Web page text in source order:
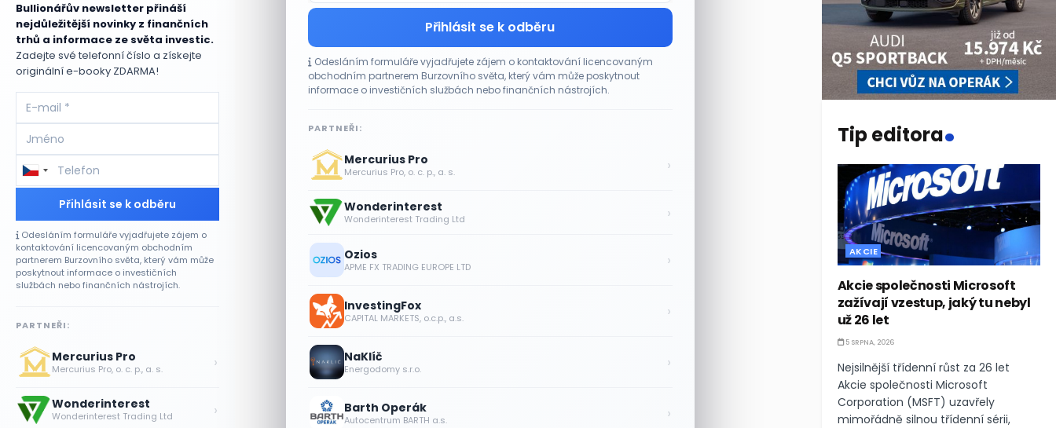
Přihlásit se k odběru
Odesláním formuláře vyjadřujete zájem o kontaktování licencovaným
obchodním partnerem Burzovního světa, který vám může poskytnout
informace o investičních službách nebo finančních nástrojích.
PARTNEŘI:
Mercurius Pro
Mercurius Pro, o. c. p., a. s. ›
Wonderinterest
Wonderinterest Trading Ltd ›
Ozios
APME FX TRADING EUROPE LTD ›
InvestingFox
CAPITAL MARKETS, o.c.p., a.s. ›
NaKlíč
Energodomy s.r.o. ›
Barth Operák
Autocentrum BARTH a.s. ›
Bullionářův newsletter přináší
nejdůležitější novinky z finančních
trhů a informace ze světa investic.
Zadejte své telefonní číslo a získejte
originální e-booky ZDARMA!
Přihlásit se k odběru
Odesláním formuláře vyjadřujete zájem o
kontaktování licencovaným obchodním
partnerem Burzovního světa, který vám může
poskytnout informace o investičních
službách nebo finančních nástrojích.
PARTNEŘI:
Mercurius Pro
Mercurius Pro, o. c. p., a. s. ›
Wonderinterest
Wonderinterest Trading Ltd ›
Tip editora.
AKCIE
Akcie společnosti Microsoft
zažívají vzestup, jaký tu nebyl
už 26 let
5 SRPNA, 2026
Nejsilnější třídenní růst za 26 let
Akcie společnosti Microsoft
Corporation (MSFT) uzavřely
mimořádně silnou třídenní sérii,